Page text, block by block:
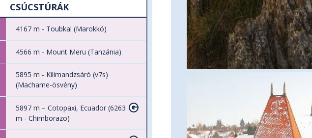
CSÚCSTÚRÁK
4167 m - Toubkal (Marokkó)
4566 m - Mount Meru (Tanzánia)
5895 m - Kilimandzsáró (v7s)
(Machame-ösvény)
5897 m – Cotopaxi, Ecuador (6263
m - Chimborazo)